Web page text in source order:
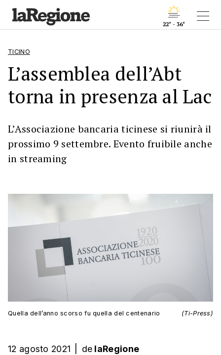
22° - 36°
TICINO
L’assemblea dell’Abt
torna in presenza al Lac
L’Associazione bancaria ticinese si riunirà il
prossimo 9 settembre. Evento fruibile anche
in streaming
Quella dell’anno scorso fu quella del centenario (Ti-Press)
12 agosto 2021 de laRegione